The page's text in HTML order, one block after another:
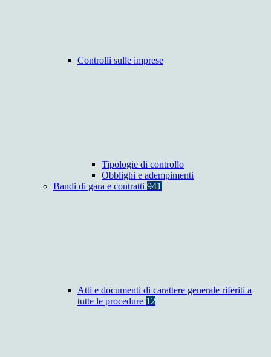
Controlli sulle imprese
Tipologie di controllo
Obblighi e adempimenti
Bandi di gara e contratti 941
Atti e documenti di carattere generale riferiti a
tutte le procedure 12